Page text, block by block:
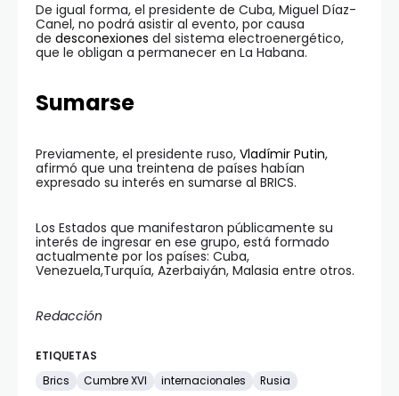
De igual forma, el presidente de Cuba, Miguel Díaz-
Canel, no podrá asistir al evento, por causa
de desconexiones del sistema electroenergético,
que le obligan a permanecer en La Habana.
Sumarse
Previamente, el presidente ruso, Vladímir Putin,
afirmó que una treintena de países habían
expresado su interés en sumarse al BRICS.
Los Estados que manifestaron públicamente su
interés de ingresar en ese grupo, está formado
actualmente por los países: Cuba,
Venezuela,Turquía, Azerbaiyán, Malasia entre otros.
Redacción
ETIQUETAS
Brics
Cumbre XVI internacionales Rusia